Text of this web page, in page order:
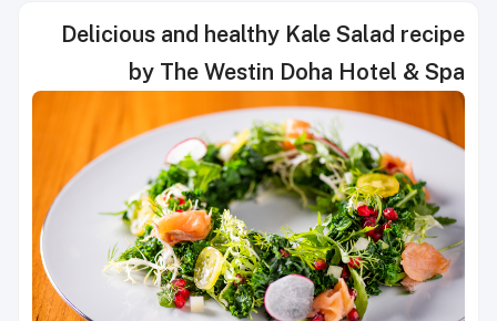
Delicious and healthy Kale Salad recipe
by The Westin Doha Hotel & Spa